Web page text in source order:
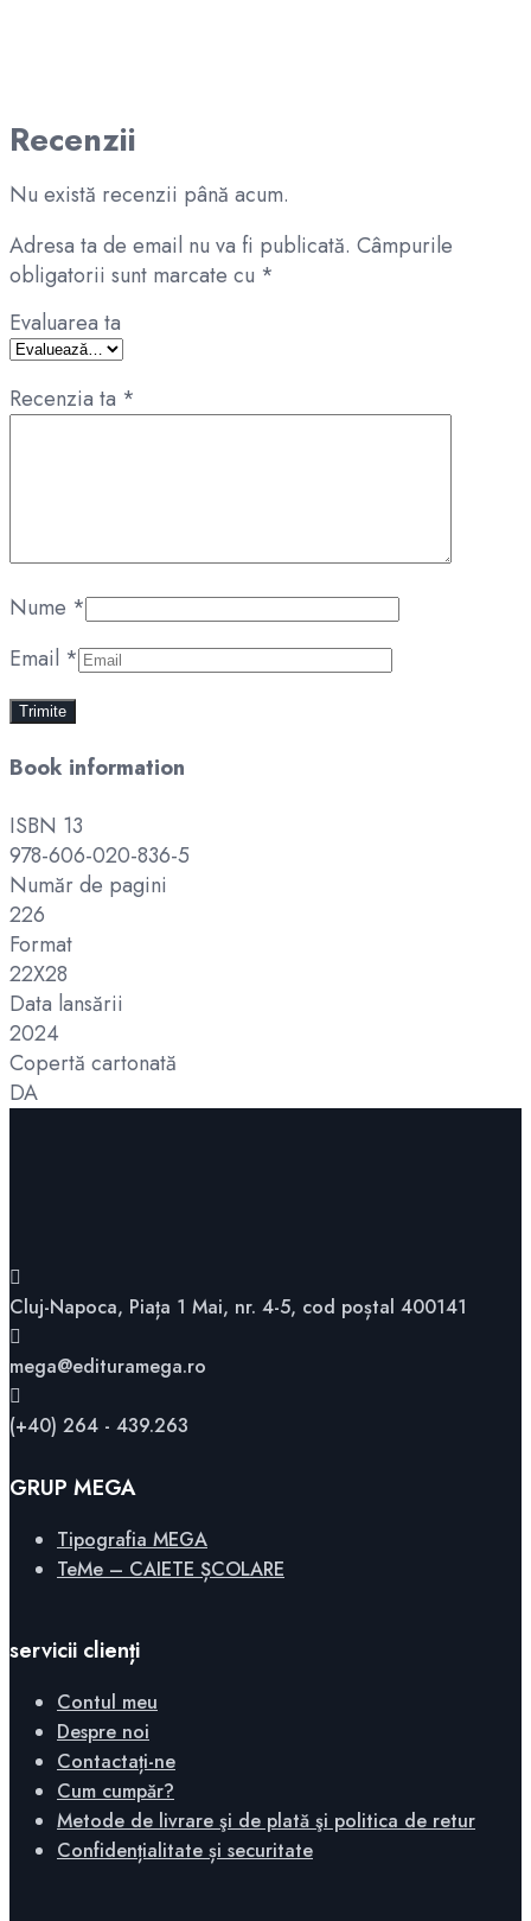
Recenzii
Nu există recenzii până acum.
Adresa ta de email nu va fi publicată. Câmpurile
obligatorii sunt marcate cu *
Evaluarea ta
Recenzia ta *
Nume *
Email *
Book information
ISBN 13
978-606-020-836-5
Număr de pagini
226
Format
22X28
Data lansării
2024
Copertă cartonată
DA
Cluj-Napoca, Piața 1 Mai, nr. 4-5, cod poștal 400141
mega@edituramega.ro
(+40) 264 - 439.263
GRUP MEGA
Tipografia MEGA
TeMe – CAIETE ȘCOLARE
servicii clienți
Contul meu
Despre noi
Contactați-ne
Cum cumpăr?
Metode de livrare şi de plată şi politica de retur
Confidențialitate și securitate